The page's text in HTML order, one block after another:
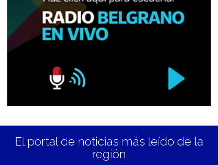
El portal de noticias más leído de la
región